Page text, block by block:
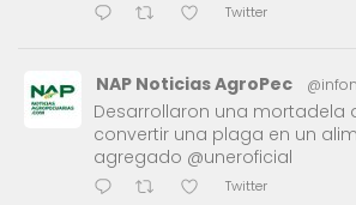
Twitter
NAP Noticias AgroPec
Desarrollaron una mortadela
convertir una plaga en un
agregado @uneroficial
Twitter